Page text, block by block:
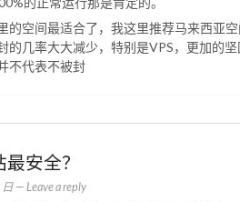
的空间最适合了，我这里推荐马来西亚
的几率大大减少，特别是VPS，更加的
不代表不被封
安全？
日— Leave a reply